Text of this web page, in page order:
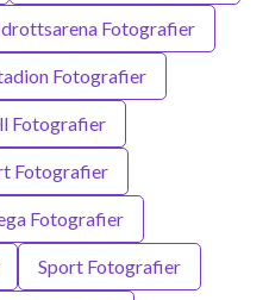
Fotografier
Fotografier
Fotografier
Fotografier
Fotografier
Sport Fotografier